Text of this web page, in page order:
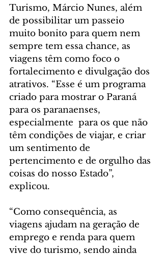
Turismo, Márcio Nunes, além
de possibilitar um passeio
muito bonito para quem nem
sempre tem essa chance, as
viagens têm como foco o
fortalecimento e divulgação dos
atrativos. “Esse é um programa
criado para mostrar o Paraná
para os paranaenses,
especialmente  para os que não
têm condições de viajar, e criar
um sentimento de
pertencimento e de orgulho das
coisas do nosso Estado”,
explicou.
“Como consequência, as
viagens ajudam na geração de
emprego e renda para quem
vive do turismo, sendo ainda